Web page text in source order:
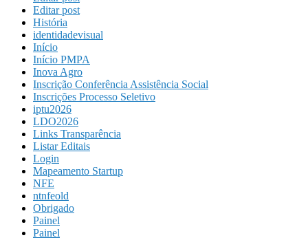
Editar post
História
identidadevisual
Início
Início PMPA
Inova Agro
Inscrição Conferência Assistência Social
Inscrições Processo Seletivo
iptu2026
LDO2026
Links Transparência
Listar Editais
Login
Mapeamento Startup
NFE
ntnfeold
Obrigado
Painel
Painel